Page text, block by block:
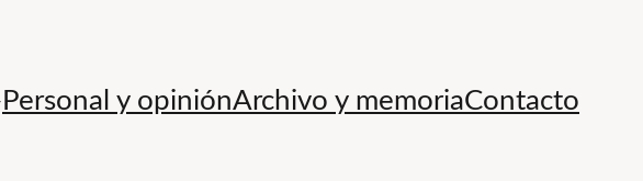
Personal y opiniónArchivo y memoriaContacto